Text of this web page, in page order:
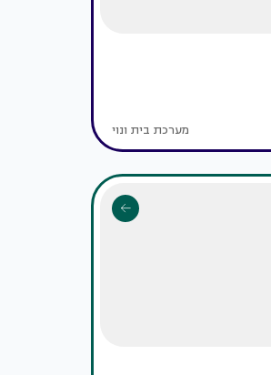
מערכת בית ונוי